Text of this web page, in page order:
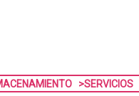
>SERVICIOS